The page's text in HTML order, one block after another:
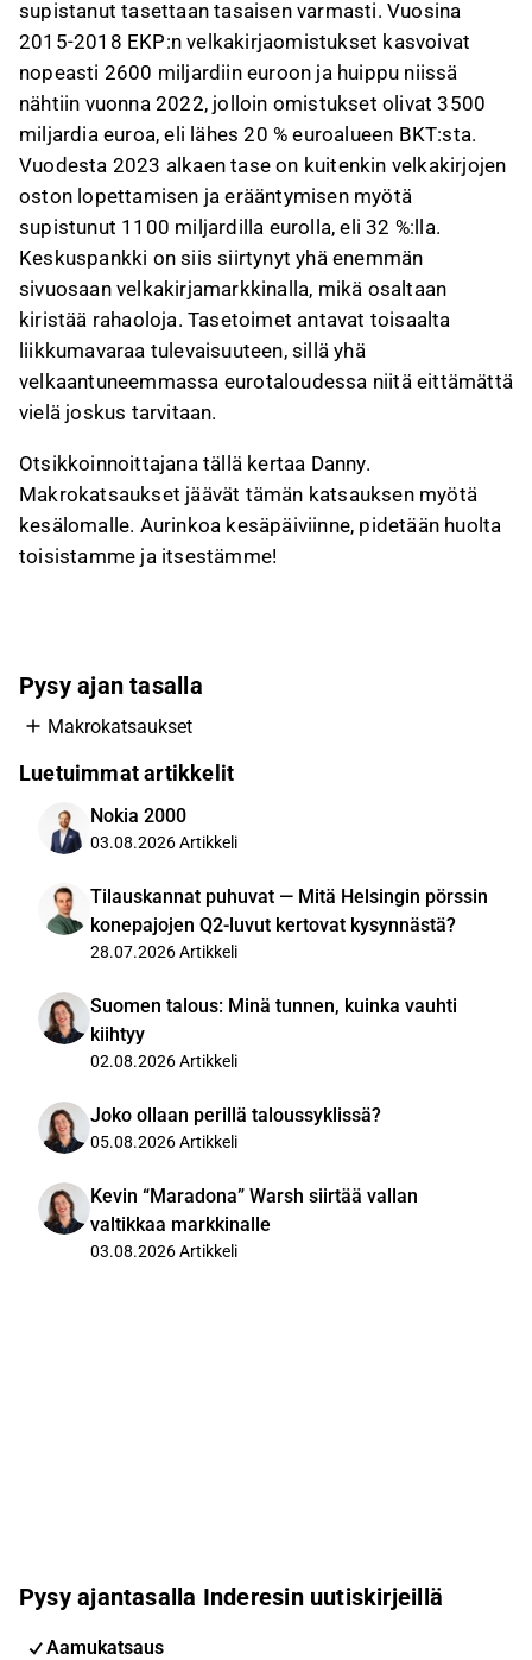
supistanut tasettaan tasaisen varmasti. Vuosina
2015-2018 EKP:n velkakirjaomistukset kasvoivat
nopeasti 2600 miljardiin euroon ja huippu niissä
nähtiin vuonna 2022, jolloin omistukset olivat 3500
miljardia euroa, eli lähes 20 % euroalueen BKT:sta.
Vuodesta 2023 alkaen tase on kuitenkin velkakirjojen
oston lopettamisen ja erääntymisen myötä
supistunut 1100 miljardilla eurolla, eli 32 %:lla.
Keskuspankki on siis siirtynyt yhä enemmän
sivuosaan velkakirjamarkkinalla, mikä osaltaan
kiristää rahaoloja. Tasetoimet antavat toisaalta
liikkumavaraa tulevaisuuteen, sillä yhä
velkaantuneemmassa eurotaloudessa niitä eittämättä
vielä joskus tarvitaan.
Otsikkoinnoittajana tällä kertaa Danny.
Makrokatsaukset jäävät tämän katsauksen myötä
kesälomalle. Aurinkoa kesäpäiviinne, pidetään huolta
toisistamme ja itsestämme!
Pysy ajan tasalla
Makrokatsaukset
Luetuimmat artikkelit
Nokia 2000
03.08.2026Artikkeli
Tilauskannat puhuvat — Mitä Helsingin pörssin
konepajojen Q2-luvut kertovat kysynnästä?
28.07.2026Artikkeli
Suomen talous: Minä tunnen, kuinka vauhti
kiihtyy
02.08.2026Artikkeli
Joko ollaan perillä taloussyklissä?
05.08.2026Artikkeli
Kevin “Maradona” Warsh siirtää vallan
valtikkaa markkinalle
03.08.2026Artikkeli
Pysy ajantasalla Inderesin uutiskirjeillä
Aamukatsaus